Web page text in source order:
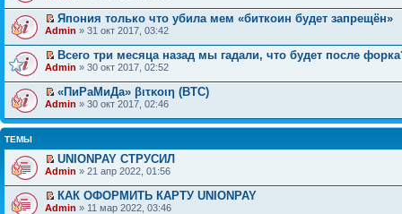
Япония только что убила мем «биткоин будет запрещён»
Admin » 31 окт 2017, 03:42
Всего три месяца назад мы гадали, что будет после
Admin » 30 окт 2017, 02:52
«ПиРаМиДа» βιτκοιη (BTC)
Admin » 30 окт 2017, 02:46
ТЕМЫ
UNIONPAY СТРУСИЛ
Admin » 21 апр 2022, 01:56
КАК ОФОРМИТЬ КАРТУ UNIONPAY
Admin » 11 мар 2022, 03:46